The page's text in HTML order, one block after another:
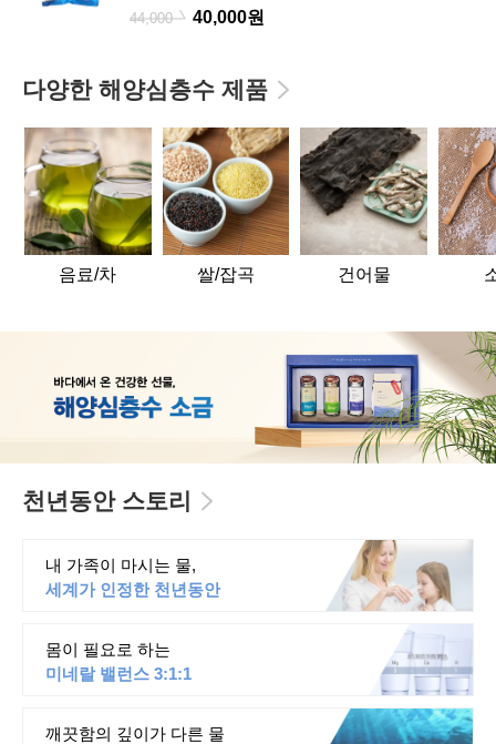
44,000 40,000원
다양한 해양심층수 제품
음료/차 쌀/잡곡 건어물
천년동안 스토리
내 가족이 마시는 물,
세계가 인정한 천년동안
몸이 필요로 하는
미네랄 밸런스 3:1:1
깨끗함의 깊이가 다른 물